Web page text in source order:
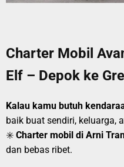
Charter Mobil
Elf – Depok ke
Kalau kamu butuh
baik buat sendiri, keluarga,
✳️ Charter mobil di Arni
dan bebas ribet.